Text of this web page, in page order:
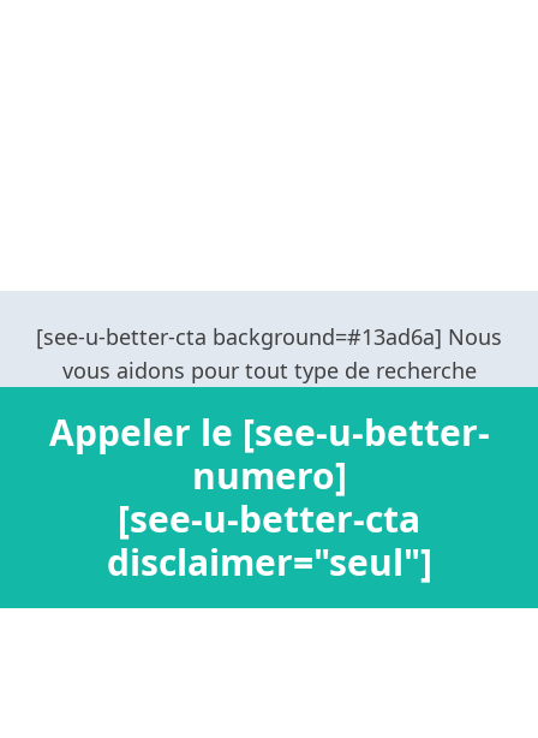
Appeler le [see-u-better-
numero]
[see-u-better-cta
disclaimer="seul"]